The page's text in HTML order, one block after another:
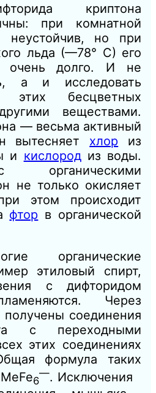
криптона
при комнатной
неустойчив, но при
льда (—78° С) его
очень долго. И не
а и исследовать
этих бесцветных
веществами.
— весьма активный
хлор из
и кислородиз воды.
не только окисляет
этом происходит
фтор в органической
органические
этиловый спирт,
с дифторидом
Через
получены соединения
с переходными
этих соединениях
формула таких
MeFe6
—. Исключения